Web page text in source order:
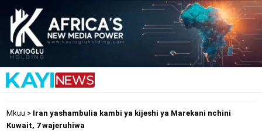
Mkuu > Iran yashambulia kambi ya kijeshi ya Marekani nchini
Kuwait, 7 wajeruhiwa